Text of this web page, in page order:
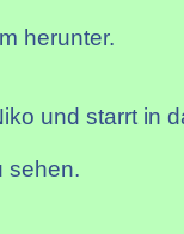
herunter.
und starrt in
sehen.